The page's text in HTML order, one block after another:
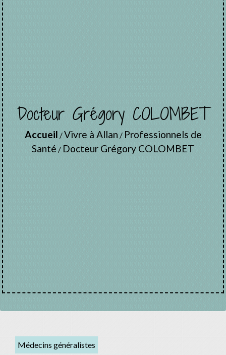
Docteur Grégory COLOMBET
Accueil /Vivre à Allan / Professionnels de
Santé / Docteur Grégory COLOMBET
Médecins généralistes